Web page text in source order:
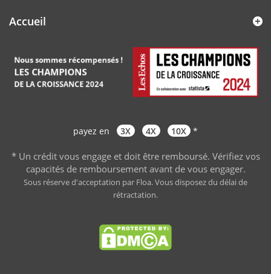
Accueil
payez en 3X 4X 10X *
* Un crédit vous engage et doit être remboursé. Vérifiez vos
capacités de remboursement avant de vous engager.
Sous réserve d'acceptation par Floa. Vous disposez du délai de
rétractation.